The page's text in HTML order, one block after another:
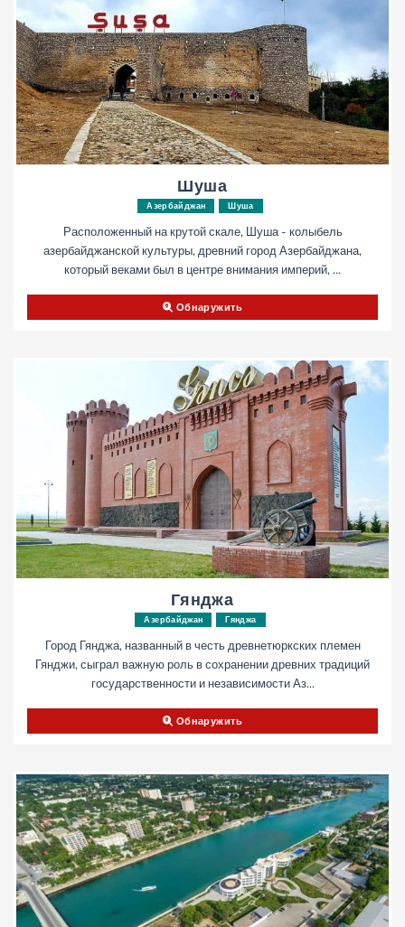
Шуша
Азербайджан Шуша
Расположенный на крутой скале, Шуша - колыбель
азербайджанской культуры, древний город Азербайджана,
который веками был в центре внимания империй, ...
Обнаружить
Гянджа
Азербайджан Гянджа
Город Гянджа, названный в честь древнетюркских племен
Гянджи, сыграл важную роль в сохранении древних традиций
государственности и независимости Аз...
Обнаружить